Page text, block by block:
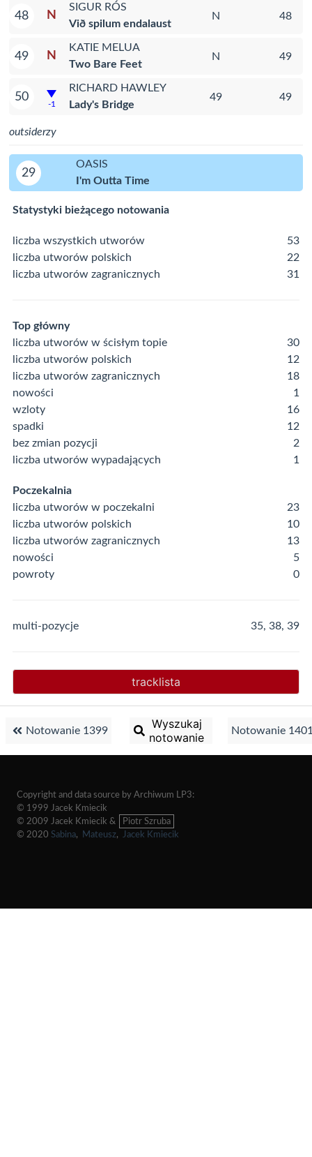
48 N
SIGUR RÓS
Við spilum endalaust
N 48
49 N
KATIE MELUA
Two Bare Feet
N 49
50
-1
RICHARD HAWLEY
Lady's Bridge
49 49
outsiderzy
29
OASIS
I'm Outta Time
Statystyki bieżącego notowania
liczba wszystkich utworów
53
liczba utworów polskich
22
liczba utworów zagranicznych
31
Top główny
liczba utworów w ścisłym topie
30
liczba utworów polskich
12
liczba utworów zagranicznych
18
nowości
1
wzloty
16
spadki
12
bez zmian pozycji
2
liczba utworów wypadających
1
Poczekalnia
liczba utworów w poczekalni
23
liczba utworów polskich
10
liczba utworów zagranicznych
13
nowości
5
powroty
0
multi-pozycje 35, 38, 39
tracklista
Notowanie 1399
Wyszukaj
notowanie
Notowanie
Copyright and data source by Archiwum LP3:
© 1999 Jacek Kmiecik
© 2009 Jacek Kmiecik &
Piotr Szruba
© 2020 Sabina, Mateusz, Jacek Kmiecik